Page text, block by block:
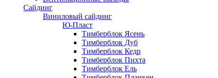
Сайдинг
Виниловый сайдинг
Ю-Пласт
Тимберблок Ясень
Тимберблок Дуб
Тимберблок Кедр
Тимберблок Пихта
Тимберблок Ель